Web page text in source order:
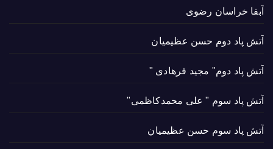
آبفا خراسان رضوی
آتش پاد دوم حسن عظیمیان
آتش پاد دوم" مجید فرهادی "
آتش پاد سوم " علی محمدکاظمی"
آتش پاد سوم حسن عظیمیان